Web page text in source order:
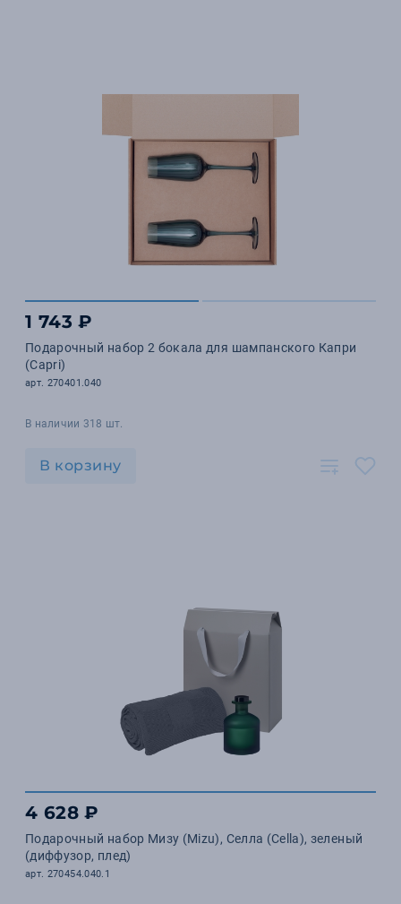
1 743 ₽
Подарочный набор 2 бокала для шампанского Капри
(Capri)
арт. 270401.040
В наличии 318 шт.
В корзину
4 628 ₽
Подарочный набор Мизу (Mizu), Селла (Cella), зеленый
(диффузор, плед)
арт. 270454.040.1